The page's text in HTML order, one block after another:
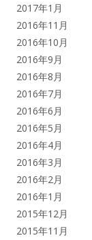
2017年1月
2016年11月
2016年10月
2016年9月
2016年8月
2016年7月
2016年6月
2016年5月
2016年4月
2016年3月
2016年2月
2016年1月
2015年12月
2015年11月